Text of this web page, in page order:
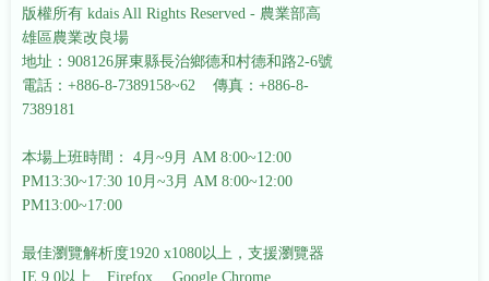
版權所有 kdais All Rights Reserved - 農業部高
雄區農業改良場
地址：908126屏東縣長治鄉德和村德和路2-6號
電話：+886-8-7389158~62 傳真：+886-8-
7389181
本場上班時間： 4月~9月 AM 8:00~12:00
PM13:30~17:30 10月~3月 AM 8:00~12:00
PM13:00~17:00
最佳瀏覽解析度1920 x1080以上，支援瀏覽器
IE 9.0以上、Firefox 、Google Chrome